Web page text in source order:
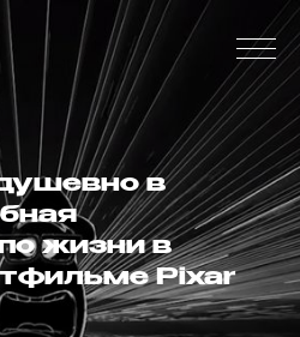
в
жизни в
Pixar